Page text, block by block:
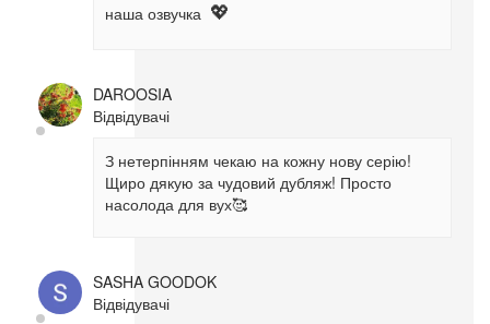
наша озвучка 💖
DAROOSIA
Відвідувачі
З нетерпінням чекаю на кожну нову серію!
Щиро дякую за чудовий дубляж! Просто
насолода для вух🥰
SASHA GOODOK
Відвідувачі